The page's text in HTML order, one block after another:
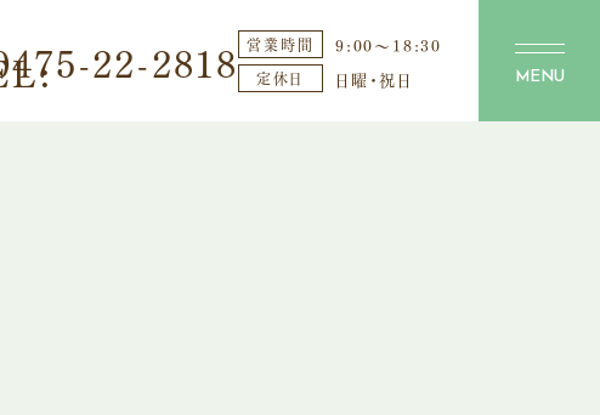
22-2818 営業時間 9:00〜18:30
定休日 日曜・祝日 MENU
セス